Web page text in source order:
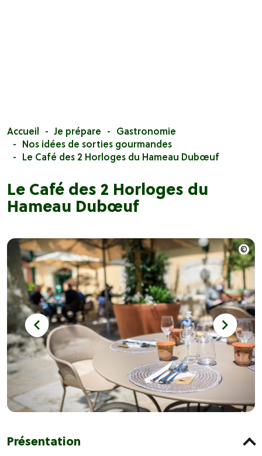
Accueil Je prépare
Gastronomie
Nos idées de sorties gourmandes
Le Café des 2 Horloges du Hameau Dubœuf
Le Café des 2 Horloges du
Hameau Dubœuf
Présentation